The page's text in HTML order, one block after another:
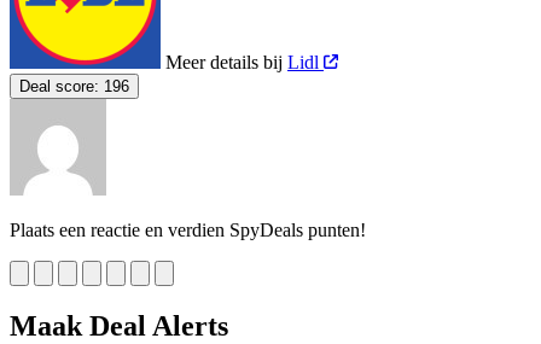
Meer details bij Lidl
Deal score: 196
Plaats een reactie en verdien SpyDeals punten!
Maak Deal Alerts